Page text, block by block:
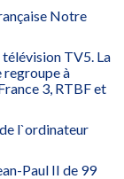
Notre
télévision TV5. La
regroupe à
3, RTBF et
l`ordinateur
Paul II de 99